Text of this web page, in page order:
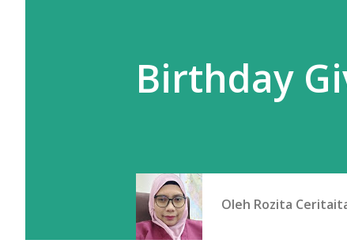
Birthday
Oleh Rozita